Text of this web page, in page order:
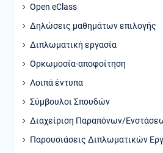
Open eClass
Δηλώσεις μαθημάτων επιλογής
Διπλωματική εργασία
Ορκωμοσία-αποφοίτηση
Λοιπά έντυπα
Σύμβουλοι Σπουδών
Διαχείριση Παραπόνων/
Παρουσιάσεις Διπλωματικών